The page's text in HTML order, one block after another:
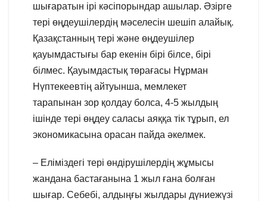
шығаратын ірі кәсіпорындар ашылар. Әзірге
тері өңдеушілердің мәселесін шешіп алайық.
Қазақстанның тері және өңдеушілер
қауымдастығы бар екенін бірі білсе, бірі
білмес. Қауымдастық төрағасы Нұрман
Нүптекеевтің айтуынша, мемлекет
тарапынан зор қолдау болса, 4-5 жылдың
ішінде тері өңдеу саласы аяққа тік тұрып, ел
экономикасына орасан пайда әкелмек.
– Еліміздегі тері өндірушілердің жұмысы
жандана бастағанына 1 жыл ғана болған
шығар. Себебі, алдыңғы жылдары дүниежүзі